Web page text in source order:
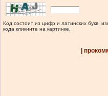
Код состоит из цифр и латинских букв,
кода кликните на картинке.
|